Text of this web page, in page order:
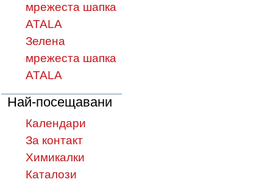
мрежеста шапка
ATALA
Зелена
мрежеста шапка
ATALA
Най-посещавани
Календари
За контакт
Химикалки
Каталози